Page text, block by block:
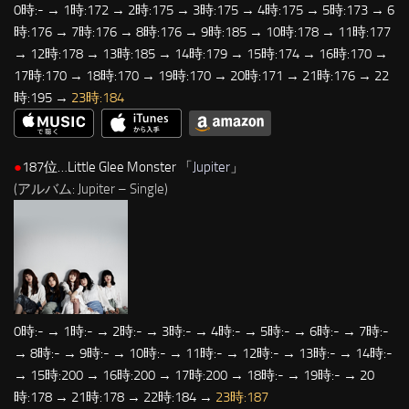
0時:- → 1時:172 → 2時:175 → 3時:175 → 4時:175 → 5時:173 → 6
時:176 → 7時:176 → 8時:176 → 9時:185 → 10時:178 → 11時:177
→ 12時:178 → 13時:185 → 14時:179 → 15時:174 → 16時:170 →
17時:170 → 18時:170 → 19時:170 → 20時:171 → 21時:176 → 22
時:195 → 23時:184
●187位…Little Glee Monster 「Jupiter 」
(アルバム: Jupiter – Single)
0時:- → 1時:- → 2時:- → 3時:- → 4時:- → 5時:- → 6時:- → 7時:-
→ 8時:- → 9時:- → 10時:- → 11時:- → 12時:- → 13時:- → 14時:-
→ 15時:200 → 16時:200 → 17時:200 → 18時:- → 19時:- → 20
時:178 → 21時:178 → 22時:184 → 23時:187